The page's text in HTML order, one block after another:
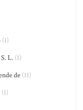
(1)
L.(1)
de (11)
(1)